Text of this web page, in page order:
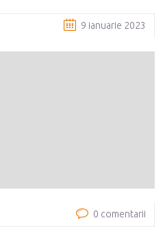
9 ianuarie 2023
0 comentarii